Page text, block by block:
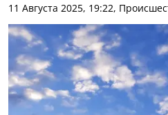
11 Августа 2025, 19:22,